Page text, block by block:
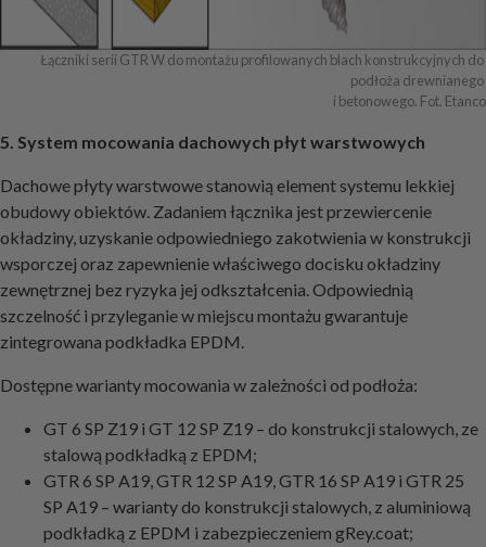
Łączniki serii GTR W do montażu profilowanych blach konstrukcyjnych do
podłoża drewnianego
i betonowego. Fot. Etanco
5. System mocowania dachowych płyt warstwowych
Dachowe płyty warstwowe stanowią element systemu lekkiej
obudowy obiektów. Zadaniem łącznika jest przewiercenie
okładziny, uzyskanie odpowiedniego zakotwienia w konstrukcji
wsporczej oraz zapewnienie właściwego docisku okładziny
zewnętrznej bez ryzyka jej odkształcenia. Odpowiednią
szczelność i przyleganie w miejscu montażu gwarantuje
zintegrowana podkładka EPDM.
Dostępne warianty mocowania w zależności od podłoża:
GT 6 SP Z19 i GT 12 SP Z19 – do konstrukcji stalowych, ze
stalową podkładką z EPDM;
GTR 6 SP A19, GTR 12 SP A19, GTR 16 SP A19 i GTR 25
SP A19 – warianty do konstrukcji stalowych, z aluminiową
podkładką z EPDM i zabezpieczeniem gRey.coat;